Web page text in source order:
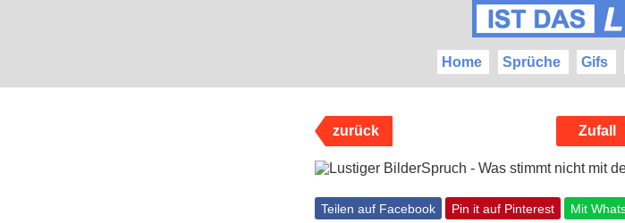
Home Sprüche Gifs
zurück Zufall
Teilen auf Facebook Pin it auf Pinterest Mit